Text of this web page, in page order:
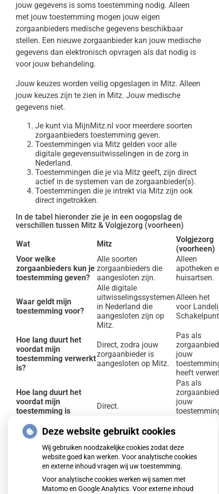
jouw gegevens is soms toestemming nodig. Alleen
met jouw toestemming mogen jouw eigen
zorgaanbieders medische gegevens beschikbaar
stellen. Een nieuwe zorgaanbieder kan jouw medische
gegevens dan elektronisch opvragen als dat nodig is
voor jouw behandeling.
Jouw keuzes worden veilig opgeslagen in Mitz. Alleen
jouw keuzes zijn te zien in Mitz. Jouw medische
gegevens niet.
Je kunt via MijnMitz.nl voor meerdere soorten
zorgaanbieders toestemming geven.
Toestemmingen via Mitz gelden voor alle
digitale gegevensuitwisselingen in de zorg in
Nederland.
Toestemmingen die je via Mitz geeft, zijn direct
actief in de systemen van de zorgaanbieder(s).
Toestemmingen die je intrekt via Mitz zijn ook
direct ingetrokken.
In de tabel hieronder zie je in een oogopslag de
verschillen tussen Mitz & Volgjezorg (voorheen)
Wat
Mitz
Volgjezorg
(voorheen)
Voor welke
zorgaanbieders kun je
toestemming geven?
Alle soorten
zorgaanbieders die
aangesloten zijn.
Alleen
apotheken
huisartsen.
Waar geldt mijn
toestemming voor?
Alle digitale
uitwisselingssystemen
in Nederland die
aangesloten zijn op
Mitz.
Alleen het
voor
Hoe lang duurt het
voordat mijn
toestemming verwerkt
is?
Direct, zodra jouw
zorgaanbieder is
aangesloten op Mitz.
Pas als
jouw
heeft
Hoe lang duurt het
voordat mijn
toestemming is
Direct.
Pas als
jouw
Al eerder toestemming gegeven?
Eerder gegeven toestemmingen van Volgjezorg
worden automatisch naar Mitz overgezet, zodra jouw
zorgaanbieder Mitz gaat gebruiken.
Deze website gebruikt cookies
Wij gebruiken noodzakelijke cookies zodat deze
website goed kan werken. Voor analytische cookies
en externe inhoud vragen wij uw toestemming.
Voor analytische cookies werken wij samen met
Matomo en Google Analytics. Voor externe inhoud